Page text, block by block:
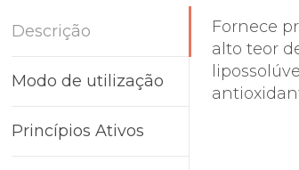
Descrição
Modo de utilização
Princípios Ativos
Fornece
alto teor